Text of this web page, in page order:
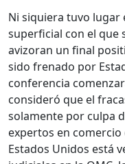
Ni siquiera tuvo lugar
superficial con el que
avizoran un final
sido frenado por
conferencia
consideró que el
solamente por culpa
expertos en
Estados Unidos está